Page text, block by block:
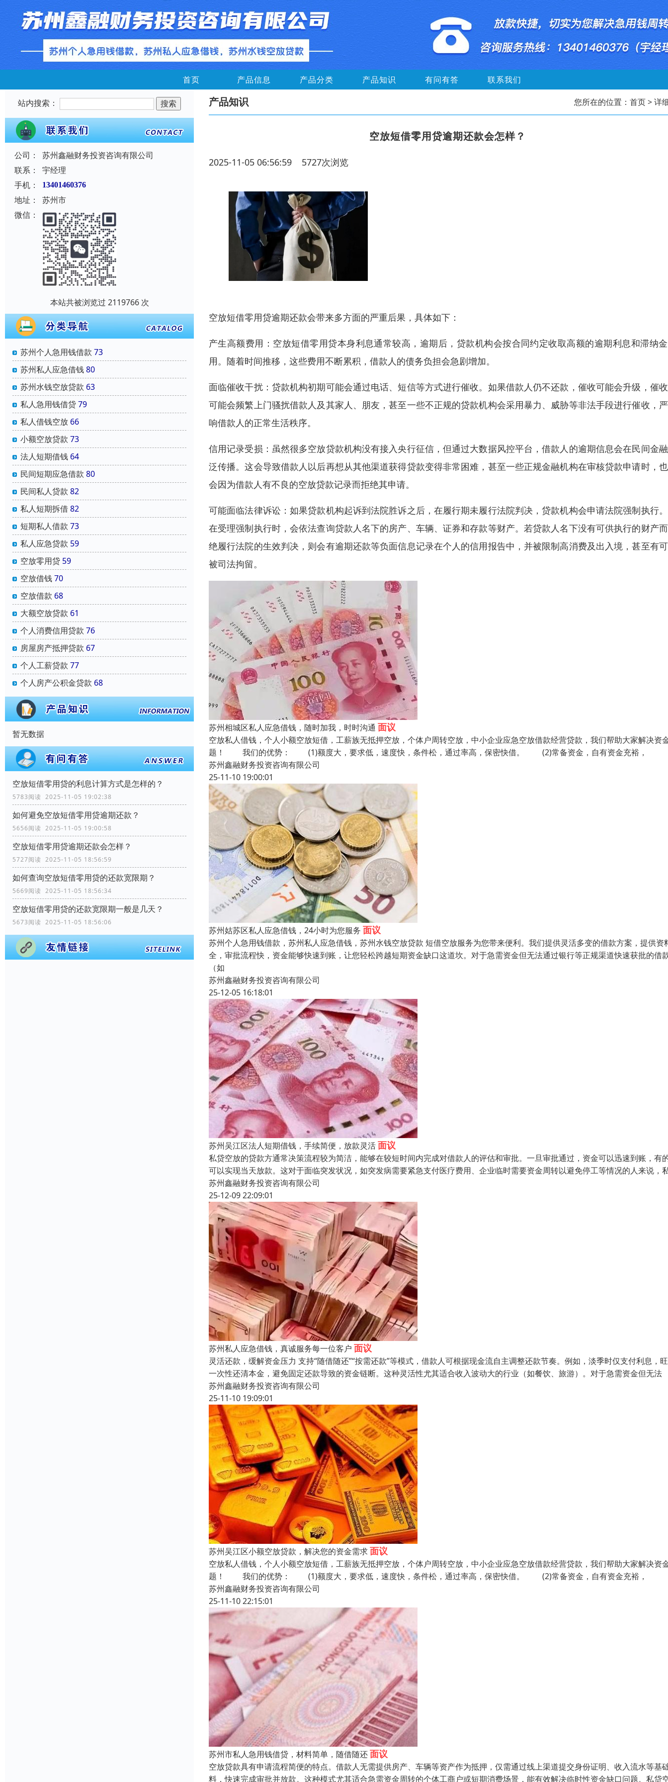
首页 产品信息 产品分类 产品知识 有问有答 联系我们
站内搜索：
公司：
苏州鑫融财务投资咨询有限公司
联系：
宇经理
手机：
13401460376
地址：
苏州市
微信：
本站共被浏览过 2119766 次
苏州个人急用钱借款 73
苏州私人应急借钱80
苏州水钱空放贷款 63
私人急用钱借贷79
私人借钱空放 66
小额空放贷款 73
法人短期借钱 64
民间短期应急借款 80
民间私人贷款 82
私人短期拆借82
短期私人借款 73
私人应急贷款 59
空放零用贷 59
空放借钱70
空放借款 68
大额空放贷款 61
个人消费信用贷款 76
房屋房产抵押贷款 67
个人工薪贷款 77
个人房产公积金贷款 68
暂无数据
空放短借零用贷的利息计算方式是怎样的？
5783阅读 2025-11-05 19:02:38
如何避免空放短借零用贷逾期还款？
5656阅读 2025-11-05 19:00:58
空放短借零用贷逾期还款会怎样？
5727阅读 2025-11-05 18:56:59
如何查询空放短借零用贷的还款宽限期？
5669阅读 2025-11-05 18:56:34
空放短借零用贷的还款宽限期一般是几天？
5673阅读 2025-11-05 18:56:06
产品知识 您所在的位置： 首页> 详
空放短借零用贷逾期还款会怎样？
2025-11-05 06:56:59 5727次浏览
空放短借零用贷逾期还款会带来多方面的严重后果，具体如下：
产生高额费用：空放短借零用贷本身利息通常较高，逾期后，贷款机构会按合同约定收取高额的逾期利息和滞纳
用。随着时间推移，这些费用不断累积，借款人的债务负担会急剧增加。
面临催收干扰：贷款机构初期可能会通过电话、短信等方式进行催收。如果借款人仍不还款，催收可能会升级，催
可能会频繁上门骚扰借款人及其家人、朋友，甚至一些不正规的贷款机构会采用暴力、威胁等非法手段进行催收，
响借款人的正常生活秩序。
信用记录受损：虽然很多空放贷款机构没有接入央行征信，但通过大数据风控平台，借款人的逾期信息会在民间金
泛传播。这会导致借款人以后再想从其他渠道获得贷款变得非常困难，甚至一些正规金融机构在审核贷款申请时，
会因为借款人有不良的空放贷款记录而拒绝其申请。
可能面临法律诉讼：如果贷款机构起诉到法院胜诉之后，在履行期未履行法院判决，贷款机构会申请法院强制执行
在受理强制执行时，会依法查询贷款人名下的房产、车辆、证券和存款等财产。若贷款人名下没有可供执行的财产
绝履行法院的生效判决，则会有逾期还款等负面信息记录在个人的信用报告中，并被限制高消费及出入境，甚至有
被司法拘留。
苏州相城区私人应急借钱，随时加我，时时沟通 面议
空放私人借钱，个人小额空放短借，工薪族无抵押空放，个体户周转空放，中小企业应急空放借款经营贷款，我们帮助大家解决资
题！ 我们的优势： (1)额度大，要求低，速度快，条件松，通过率高，保密快借。 (2)常备资金，自有资金充裕，
苏州鑫融财务投资咨询有限公司
25-11-10 19:00:01
苏州姑苏区私人应急借钱，24小时为您服务 面议
苏州个人急用钱借款，苏州私人应急借钱，苏州水钱空放贷款 短借空放服务为您带来便利。我们提供灵活多变的借款方案，提供资
全，审批流程快，资金能够快速到账，让您轻松跨越短期资金缺口这道坎。对于急需资金但无法通过银行等正规渠道快速获批的借
（如
苏州鑫融财务投资咨询有限公司
25-12-05 16:18:01
苏州吴江区法人短期借钱，手续简便，放款灵活面议
私贷空放的贷款方通常决策流程较为简洁，能够在较短时间内完成对借款人的评估和审批。一旦审批通过，资金可以迅速到账，有
可以实现当天放款。这对于面临突发状况，如突发病需要紧急支付医疗费用、企业临时需要资金周转以避免停工等情况的人来说，
苏州鑫融财务投资咨询有限公司
25-12-09 22:09:01
苏州私人应急借钱，真诚服务每一位客户 面议
灵活还款，缓解资金压力 支持“随借随还”“按需还款”等模式，借款人可根据现金流自主调整还款节奏。例如，淡季时仅支付利息，
一次性还清本金，避免固定还款导致的资金链断。这种灵活性尤其适合收入波动大的行业（如餐饮、旅游）。对于急需资金但无法
苏州鑫融财务投资咨询有限公司
25-11-10 19:09:01
苏州吴江区小额空放贷款，解决您的资金需求面议
空放私人借钱，个人小额空放短借，工薪族无抵押空放，个体户周转空放，中小企业应急空放借款经营贷款，我们帮助大家解决资
题！ 我们的优势： (1)额度大，要求低，速度快，条件松，通过率高，保密快借。 (2)常备资金，自有资金充裕，
苏州鑫融财务投资咨询有限公司
25-11-10 22:15:01
苏州市私人急用钱借贷，材料简单，随借随还面议
空放贷款具有申请流程简便的特点。借款人无需提供房产、车辆等资产作为抵押，仅需通过线上渠道提交身份证明、收入流水等基
料，快速完成审批并放款。这种模式尤其适合急需资金周转的个体工商户或短期消费场景，能有效解决临时性资金缺口问题。私贷